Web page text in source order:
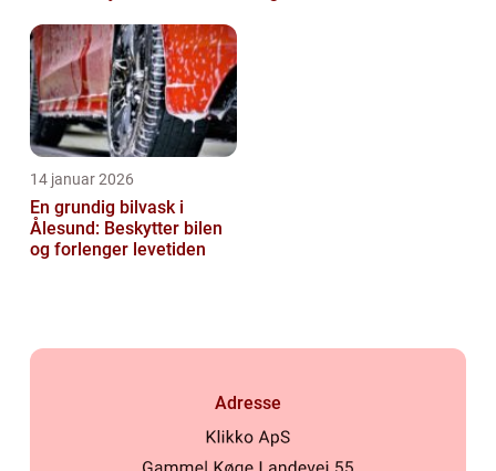
14 januar 2026
En grundig bilvask i
Ålesund: Beskytter bilen
og forlenger levetiden
Adresse